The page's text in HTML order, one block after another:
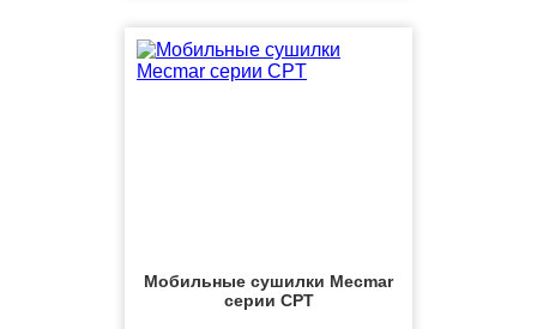
Мобильные сушилки Mecmar
серии CPT